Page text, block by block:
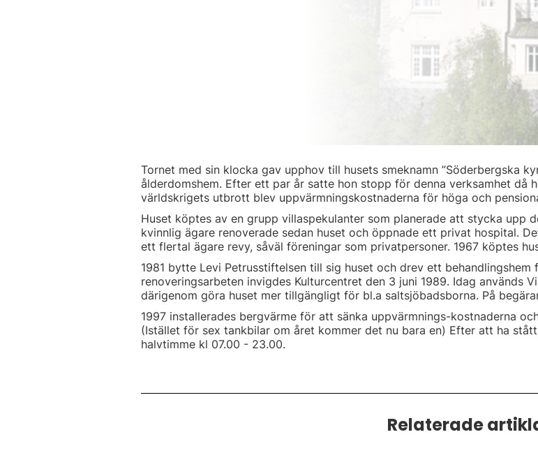
Tornet med sin klocka gav upphov till husets smeknamn ”Söderbergska
ålderdomshem. Efter ett par år satte hon stopp för denna verksamhet
världskrigets utbrott blev uppvärmningskostnaderna för höga och
Huset köptes av en grupp villaspekulanter som planerade att stycka
kvinnlig ägare renoverade sedan huset och öppnade ett privat hospital.
ett flertal ägare revy, såväl föreningar som privatpersoner. 1967 köptes
1981 bytte Levi Petrusstiftelsen till sig huset och drev ett
renoveringsarbeten invigdes Kulturcentret den 3 juni 1989. Idag används
därigenom göra huset mer tillgängligt för bl.a saltsjöbadsborna. På
1997 installerades bergvärme för att sänka uppvärmnings-kostnaderna
(Istället för sex tankbilar om året kommer det nu bara en) Efter att ha
halvtimme kl 07.00 - 23.00.
Relaterade